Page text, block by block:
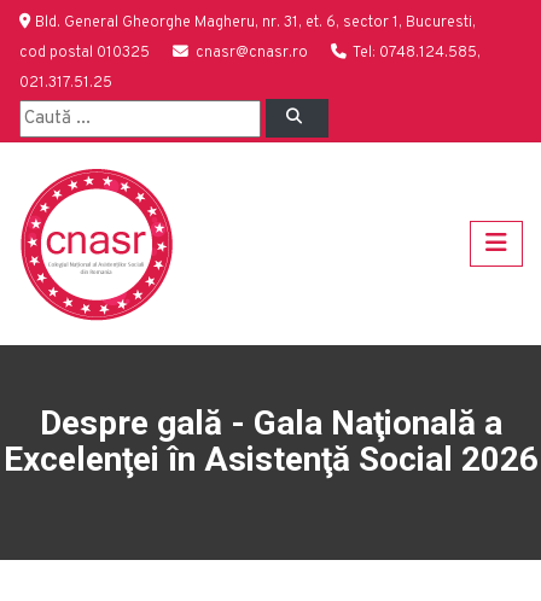
Bld. General Gheorghe Magheru, nr. 31, et. 6, sector 1, Bucuresti,
cod postal 010325
cnasr@cnasr.ro
Tel: 0748.124.585,
021.317.51.25
Despre gală - Gala Naţională a
Excelenţei în Asistenţă Social 2026